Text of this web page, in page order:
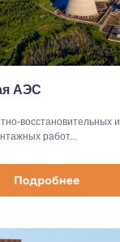
АЭС
восстановительных и
работ...